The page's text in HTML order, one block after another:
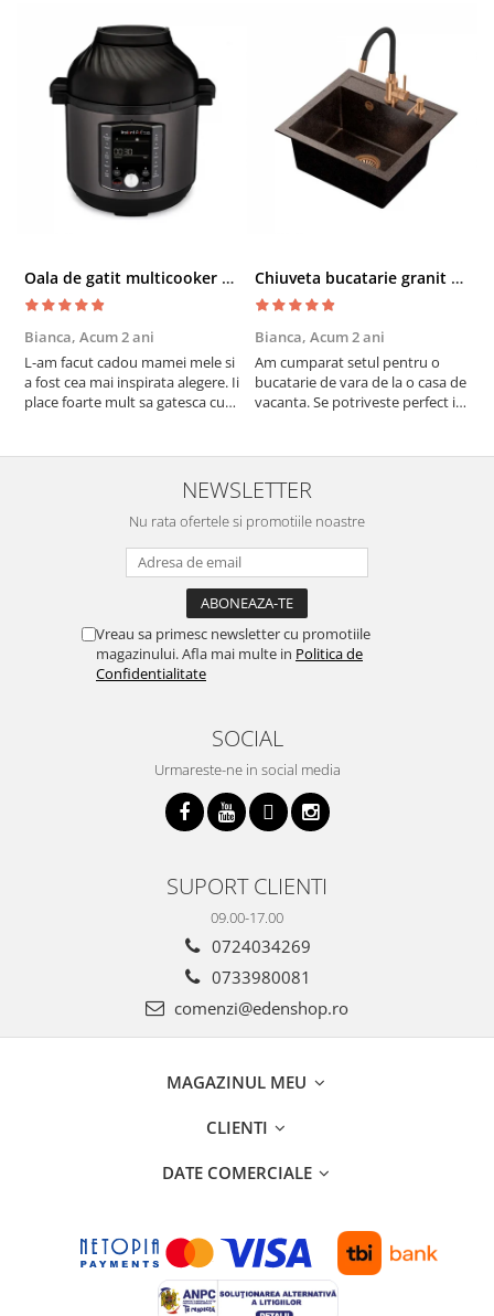
Oala de gatit multicooker 11 functii Instant Pot Pro Crisp 8 + Air Fryer 7.6 lt
Bianca, Acum 2 ani
L-am facut cadou mamei mele si
a fost cea mai inspirata alegere. Ii
place foarte mult sa gatesca cu
cratita...ma gandesc serios sa imi
cumpar si eu! Recomand mult !
Chiuveta bucatarie granit cu finisaj negru perlat/cupru Steingran Art Copper cu dozator si baterie Quadron
Bianca, Acum 2 ani
Am cumparat setul pentru o
bucatarie de vara de la o casa de
vacanta. Se potriveste perfect in
buna, recomand cu drag !
NEWSLETTER
Nu rata ofertele si promotiile noastre
Vreau sa primesc newsletter cu promotiile
magazinului. Afla mai multe in Politica de
Confidentialitate
SOCIAL
Urmareste-ne in social media
SUPORT CLIENTI
09.00-17.00
0724034269
0733980081
comenzi@edenshop.ro
MAGAZINUL MEU
CLIENTI
DATE COMERCIALE